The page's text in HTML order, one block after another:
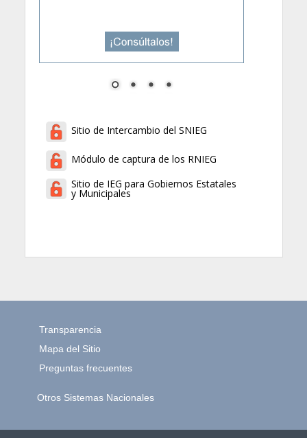
Sitio de Intercambio del SNIEG
Módulo de captura de los RNIEG
Sitio de IEG para Gobiernos Estatales
y Municipales
Transparencia
Mapa del Sitio
Preguntas frecuentes
Otros Sistemas Nacionales